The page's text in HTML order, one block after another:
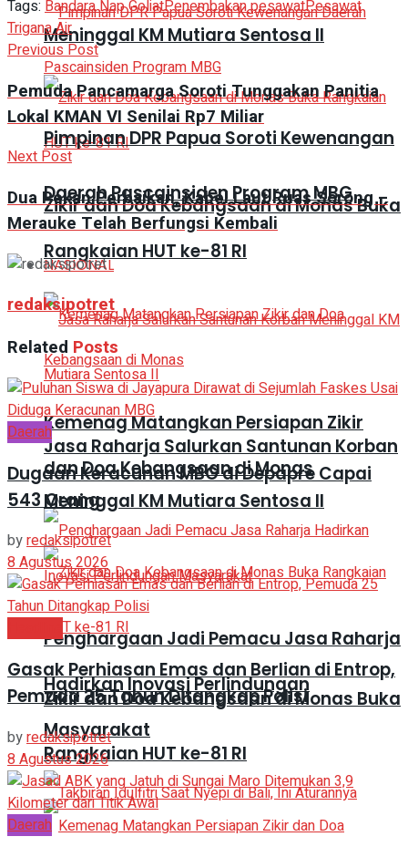
Meninggal KM Mutiara Sentosa II
Zikir dan Doa Kebangsaan di Monas Buka
Rangkaian HUT ke-81 RI
Kemenag Matangkan Persiapan Zikir
dan Doa Kebangsaan di Monas
Penghargaan Jadi Pemacu Jasa Raharja
Hadirkan Inovasi Perlindungan
Masyarakat
Pimpinan DPR Papua Soroti Kewenangan
Daerah Pascainsiden Program MBG
NASIONAL
Jasa Raharja Salurkan Santunan Korban
Meninggal KM Mutiara Sentosa II
Zikir dan Doa Kebangsaan di Monas Buka
Rangkaian HUT ke-81 RI
Tags: Bandara Nap GoliatPenembakan pesawatPesawat
Trigana Air
Previous Post
Pemuda Pancamarga Soroti Tunggakan Panitia
Lokal KMAN VI Senilai Rp7 Miliar
Next Post
Dua Pekan Perbaikan, Kabel Laut Ruas Sorong –
Merauke Telah Berfungsi Kembali
redaksipotret
Related Posts
Daerah
Dugaan Keracunan MBG di Depapre Capai
543 Orang
byredaksipotret
8 Agustus 2026
Gasak Perhiasan Emas dan Berlian di Entrop,
Pemuda 25 Tahun Ditangkap Polisi
byredaksipotret
8 Agustus 2026
Daerah